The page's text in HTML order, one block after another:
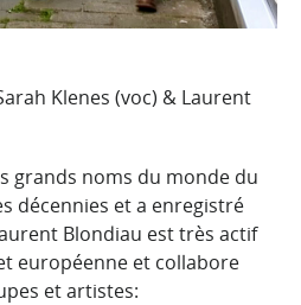
Klenes (voc) & Laurent
grands noms du monde du
décennies et a enregistré
Blondiau est très actif
européenne et collabore
et artistes: